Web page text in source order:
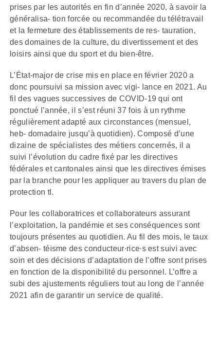
prises par les autorités en fin d’année 2020, à savoir la
généralisa- tion forcée ou recommandée du télétravail
et la fermeture des établissements de res- tauration,
des domaines de la culture, du divertissement et des
loisirs ainsi que du sport et du bien-être.
L’État-major de crise mis en place en février 2020 a
donc poursuivi sa mission avec vigi- lance en 2021. Au
fil des vagues successives de COVID-19 qui ont
ponctué l’année, il s’est réuni 37 fois à un rythme
régulièrement adapté aux circonstances (mensuel,
heb- domadaire jusqu’à quotidien). Composé d’une
dizaine de spécialistes des métiers concernés, il a
suivi l’évolution du cadre fixé par les directives
fédérales et cantonales ainsi que les directives émises
par la branche pour les appliquer au travers du plan de
protection tl.
Pour les collaboratrices et collaborateurs assurant
l’exploitation, la pandémie et ses conséquences sont
toujours présentes au quotidien. Au fil des mois, le taux
d’absen- téisme des conducteur∙rice∙s est suivi avec
soin et des décisions d’adaptation de l’offre sont prises
en fonction de la disponibilité du personnel. L’offre a
subi des ajustements réguliers tout au long de l’année
2021 afin de garantir un service de qualité.